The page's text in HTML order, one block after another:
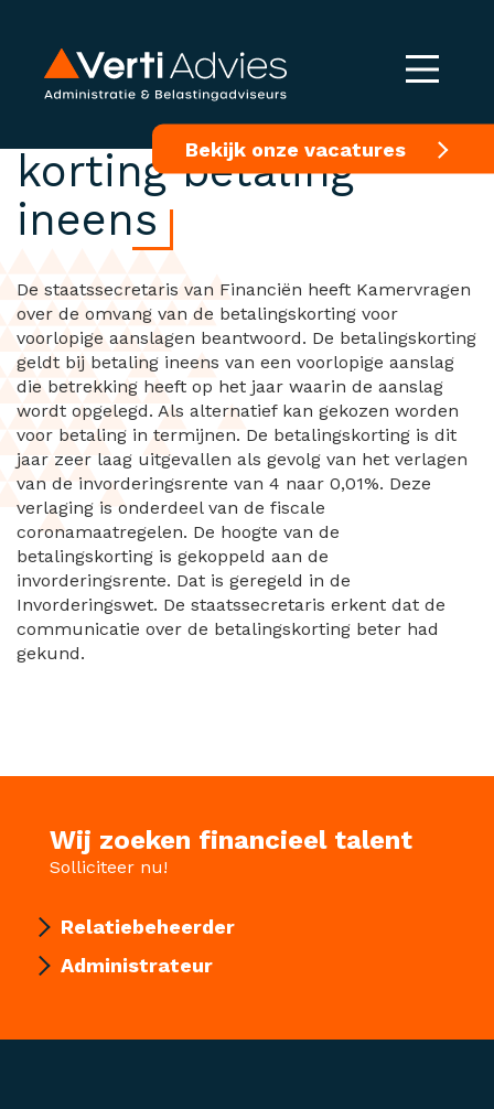
Bekijk onze vacatures
Kamervragen lage
korting betaling
ineens
De staatssecretaris van Financiën heeft Kamervragen
over de omvang van de betalingskorting voor
voorlopige aanslagen beantwoord. De betalingskorting
geldt bij betaling ineens van een voorlopige aanslag
die betrekking heeft op het jaar waarin de aanslag
wordt opgelegd. Als alternatief kan gekozen worden
voor betaling in termijnen. De betalingskorting is dit
jaar zeer laag uitgevallen als gevolg van het verlagen
van de invorderingsrente van 4 naar 0,01%. Deze
verlaging is onderdeel van de fiscale
coronamaatregelen. De hoogte van de
betalingskorting is gekoppeld aan de
invorderingsrente. Dat is geregeld in de
Invorderingswet. De staatssecretaris erkent dat de
communicatie over de betalingskorting beter had
gekund.
Wij zoeken financieel talent
Solliciteer nu!
Relatiebeheerder
Administrateur